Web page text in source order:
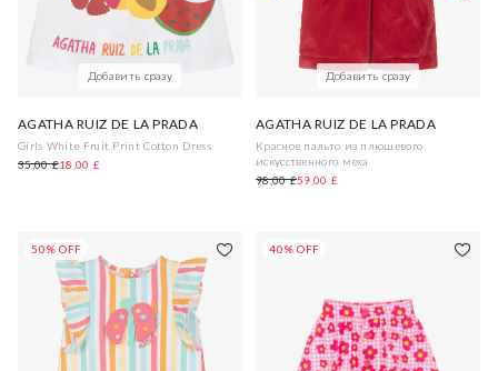
Добавить сразу
AGATHA RUIZ DE LA PRADA
Girls White Fruit Print Cotton Dress
35,00 £18,00 £
Добавить сразу
AGATHA RUIZ DE LA PRADA
Красное пальто из плюшевого
искусственного меха
98,00 £59,00 £
50% OFF 40% OFF